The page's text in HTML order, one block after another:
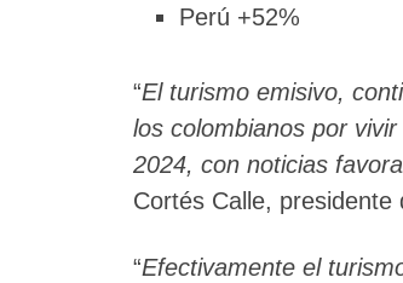
Perú +52%
“El turismo emisivo,
los colombianos por
2024, con noticias
Cortés Calle, presidente
“Efectivamente el